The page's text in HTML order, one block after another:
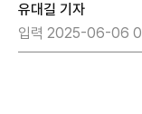
유대길 기자
입력 2025-06-06